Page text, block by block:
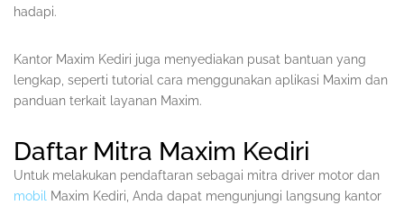
hadapi.
Kantor Maxim Kediri juga menyediakan pusat bantuan yang
lengkap, seperti tutorial cara menggunakan aplikasi Maxim dan
panduan terkait layanan Maxim.
Daftar Mitra Maxim Kediri
Untuk melakukan pendaftaran sebagai mitra driver motor dan
mobil Maxim Kediri, Anda dapat mengunjungi langsung kantor